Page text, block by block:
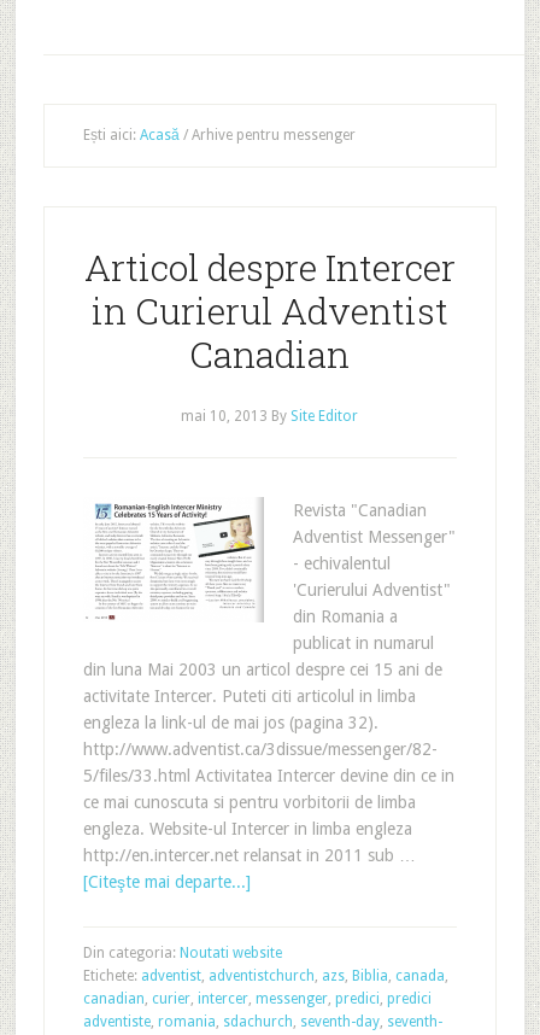
Ești aici: Acasă /Arhive pentru messenger
Articol despre Intercer
in Curierul Adventist
Canadian
mai 10, 2013 By Site Editor
Revista "Canadian
Adventist Messenger"
- echivalentul
'Curierului Adventist"
din Romania a
publicat in numarul
din luna Mai 2003 un articol despre cei 15 ani de
activitate Intercer. Puteti citi articolul in limba
engleza la link-ul de mai jos (pagina 32).
http://www.adventist.ca/3dissue/messenger/82-
5/files/33.html Activitatea Intercer devine din ce in
ce mai cunoscuta si pentru vorbitorii de limba
engleza. Website-ul Intercer in limba engleza
http://en.intercer.net relansat in 2011 sub …
[Citeşte mai departe...]
Din categoria: Noutati website
Etichete: adventist, adventistchurch, azs, Biblia, canada,
canadian, curier, intercer, messenger, predici, predici
adventiste, romania, sdachurch, seventh-day, seventh-